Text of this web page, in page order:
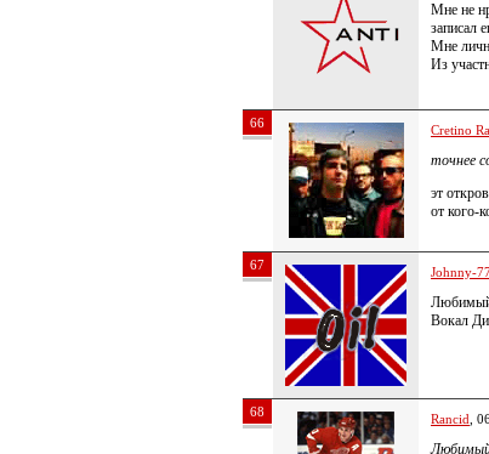
Мне не
записал
Мне
Из
66 Cretino
точнее
эт
от кого-
67 Johnny-
Вокал Ди
68 Rancid ,